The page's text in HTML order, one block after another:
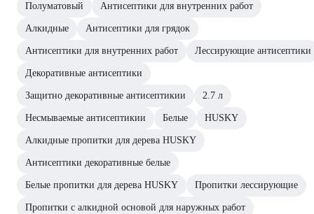
Полуматовый Антисептики для внутренних работ
Алкидные Антисептики для грядок
Антисептики для внутренних работ Лессирующие антисептики
Декоративные антисептики
Защитно декоративные антисептикии 2.7 л
Несмываемые антисептикии Белые HUSKY
Алкидные пропитки для дерева HUSKY
Антисептики декоративные белые
Белые пропитки для дерева HUSKY Пропитки лессирующие
Пропитки с алкидной основой для наружных работ